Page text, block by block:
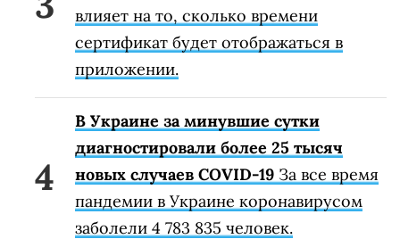
влияет на то, сколько времени
сертификат будет отображаться в
приложении.
В Украине за минувшие сутки
диагностировали более 25 тысяч
новых случаев COVID-19 За все время
пандемии в Украине коронавирусом
заболели 4 783 835 человек.